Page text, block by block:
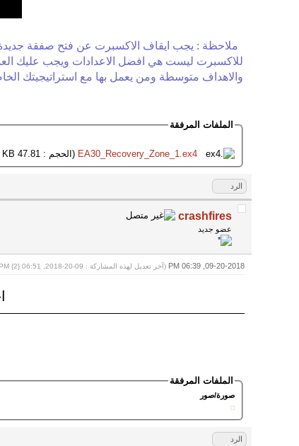
ملاحظة : يجب ايقاف الاكسبرت عن فتح صفقة
للاكسبرت ليست هي افضل الاعدادات ويجب عليك
والاهداف متوسطة ومن يعمل بها مع استراتيجيتك
الملفات المرفقة
EA30_Recovery_Zone_1.ex4 (الحجم : 47.81 KB / التحميلات : 1,775)
الرد
crashfires
عضو جديد
09-20-2018, 06:39 PM (آخر تعديل لهذه المشاركة : 09-20-2018, 06:51 PM {2} بواسطة
الملفات المرفقة
صورة/صور
الرد